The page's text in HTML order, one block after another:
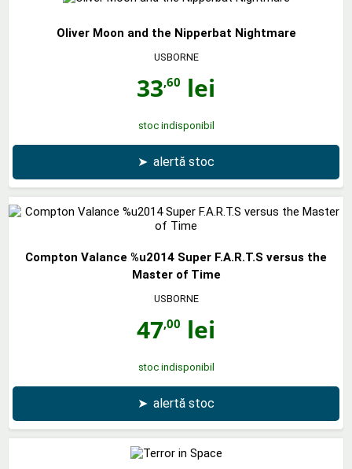
Oliver Moon and the Nipperbat Nightmare
USBORNE
33,60 lei
stoc indisponibil
➤ alertă stoc
Compton Valance %u2014 Super F.A.R.T.S versus the
Master of Time
USBORNE
47,00 lei
stoc indisponibil
➤ alertă stoc